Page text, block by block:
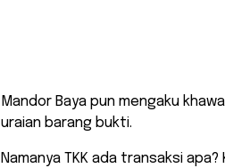
Mandor Baya pun mengaku
uraian barang bukti.
Namanya TKK ada transaksi